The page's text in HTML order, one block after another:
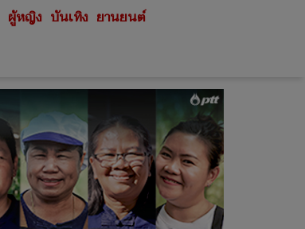
ผู้หญิง บันเทิง ยานยนต์